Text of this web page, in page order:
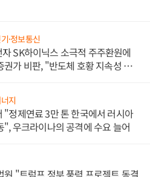
·정보통신
SK하이닉스 소극적 주주환원에
권가 비판, "반도체 호황 지속성 의
지
"정제연료 3만 톤 한국에서 러시아
", 우크라이나의 공격에 수요 늘어